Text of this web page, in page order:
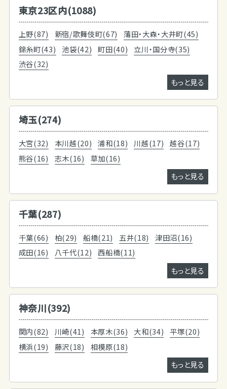
東京23区内(1088)
上野(87) 新宿/歌舞伎町(67)
蒲田・大森・大井町(45)
錦糸町(43)
池袋(42) 町田(40)
立川・国分寺(35)
渋谷(32)
もっと見る
埼玉(274)
大宮(32) 本川越(20) 浦和(18) 川越(17)
越谷(17)
熊谷(16)
志木(16)
草加(16)
もっと見る
千葉(287)
千葉(66) 柏(29) 船橋(21) 五井(18)
津田沼(16)
成田(16)
八千代(12)
西船橋(11)
もっと見る
神奈川(392)
関内(82) 川崎(41) 本厚木(36) 大和(34)
平塚(20)
横浜(19)
藤沢(18)
相模原(18)
もっと見る